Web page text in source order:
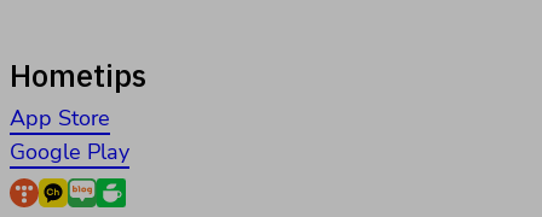
Hometips
App Store
Google Play